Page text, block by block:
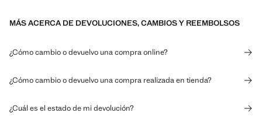
MÁS ACERCA DE DEVOLUCIONES, CAMBIOS Y REEMBOLSOS
¿Cómo cambio o devuelvo una compra online?
¿Cómo cambio o devuelvo una compra realizada en tienda?
¿Cuál es el estado de mi devolución?